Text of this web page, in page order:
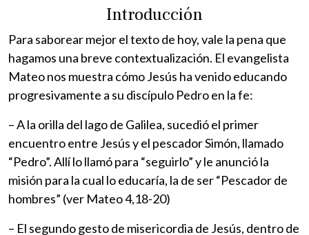
Introducción
Para saborear mejor el texto de hoy, vale la pena que
hagamos una breve contextualización. El evangelista
Mateo nos muestra cómo Jesús ha venido educando
progresivamente a su discípulo Pedro en la fe:
– A la orilla del lago de Galilea, sucedió el primer
encuentro entre Jesús y el pescador Simón, llamado
“Pedro”. Allí lo llamó para “seguirlo” y le anunció la
misión para la cual lo educaría, la de ser “Pescador de
hombres” (ver Mateo 4,18-20)
– El segundo gesto de misericordia de Jesús, dentro de